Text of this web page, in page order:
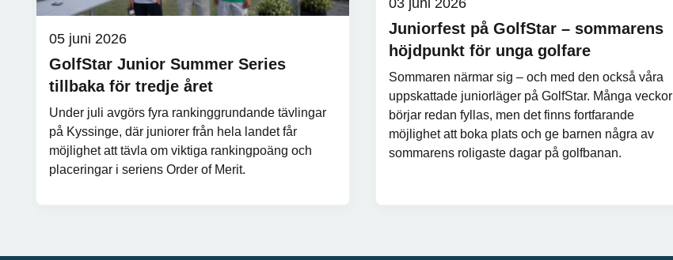
05 juni 2026
GolfStar Junior Summer Series
tillbaka för tredje året
Under juli avgörs fyra rankinggrundande tävlingar
på Kyssinge, där juniorer från hela landet får
möjlighet att tävla om viktiga rankingpoäng och
placeringar i seriens Order of Merit.
03 juni 2026
Juniorfest på GolfStar – sommarens
höjdpunkt för unga golfare
Sommaren närmar sig – och med den också våra
uppskattade juniorläger på GolfStar. Många veckor
börjar redan fyllas, men det finns fortfarande
möjlighet att boka plats och ge barnen några av
sommarens roligaste dagar på golfbanan.